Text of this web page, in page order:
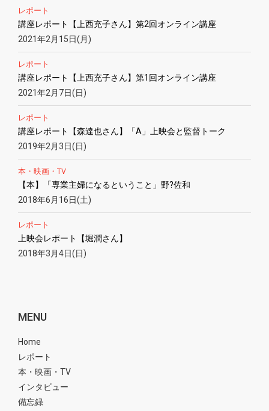
レポート
講座レポート【上西充子さん】第2回オンライン講座
2021年2月15日(月)
レポート
講座レポート【上西充子さん】第1回オンライン講座
2021年2月7日(日)
レポート
講座レポート【森達也さん】「A」上映会と監督トーク
2019年2月3日(日)
本・映画・TV
【本】「専業主婦になるということ」野?佐和
2018年6月16日(土)
レポート
上映会レポート【堀潤さん】
2018年3月4日(日)
MENU
Home
レポート
本・映画・TV
インタビュー
備忘録